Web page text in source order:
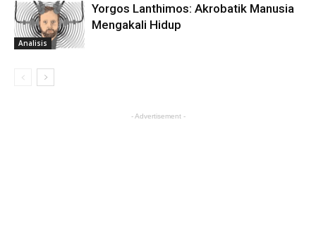
Analisis
Yorgos Lanthimos: Akrobatik Manusia
Mengakali Hidup
- Advertisement -